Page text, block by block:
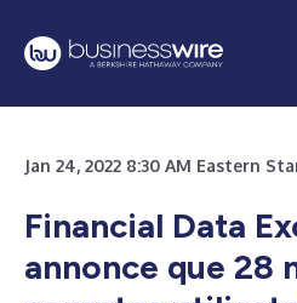
Jan 24, 2022 8:30 AM Eastern
Financial Data
annonce que 28